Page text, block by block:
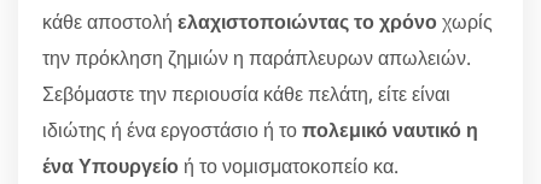
κάθε αποστολή ελαχιστοποιώντας το χρόνοχωρίς
την πρόκληση ζημιών η παράπλευρων απωλειών.
Σεβόμαστε την περιουσία κάθε πελάτη, είτε είναι
ιδιώτης ή ένα εργοστάσιο ή τοπολεμικό ναυτικό η
ένα Υπουργείο ή το νομισματοκοπείο κα.